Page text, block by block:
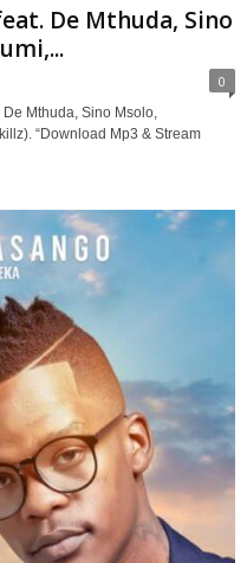
De Mthuda, Sino
0
De Mthuda, Sino Msolo,
“Download Mp3 & Stream